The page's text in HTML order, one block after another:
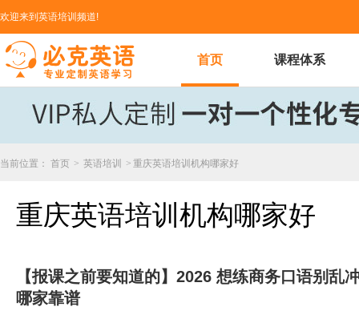
欢迎来到英语培训频道!
首页 课程体系
当前位置： 首页 > 英语培训 > 重庆英语培训机构哪家好
重庆英语培训机构哪家好
【报课之前要知道的】2026 想练商务口语别乱
哪家靠谱